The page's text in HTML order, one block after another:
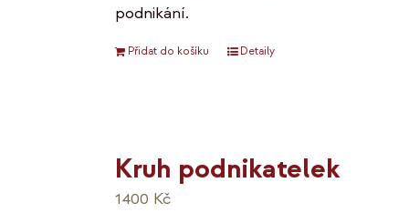
podnikání.
Přidat do košíku Detaily
Kruh podnikatelek
1400 Kč